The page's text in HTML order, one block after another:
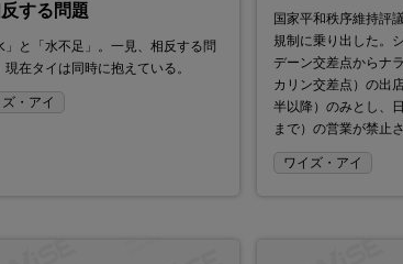
する問題
」と「水不足」。一見、相反する問
現在タイは同時に抱えている。
ズ・アイ
国家平和秩序維持評
規制に乗り出した。
デーン交差点からナ
カリン交差点）の出
半以降）のみとし、
まで）の営業が禁止
ワイズ・アイ